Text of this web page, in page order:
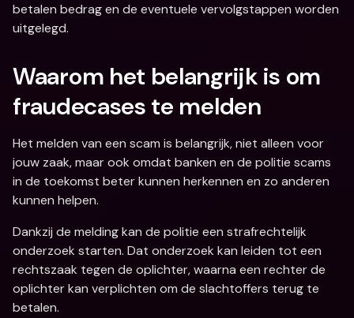
betalen bedrag en de eventuele vervolgstappen worden
uitgelegd.
Waarom het belangrijk is om
fraudecases te melden
Het melden van een scam is belangrijk, niet alleen voor
jouw zaak, maar ook omdat banken en de politie scams
in de toekomst beter kunnen herkennen en zo anderen
kunnen helpen.
Dankzij de melding kan de politie een strafrechtelijk
onderzoek starten. Dat onderzoek kan leiden tot een
rechtszaak tegen de oplichter, waarna een rechter de
oplichter kan verplichten om de slachtoffers terug te
betalen.